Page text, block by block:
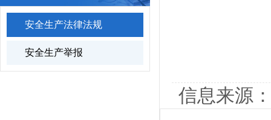
安全生产法律法规
安全生产举报
信息来源